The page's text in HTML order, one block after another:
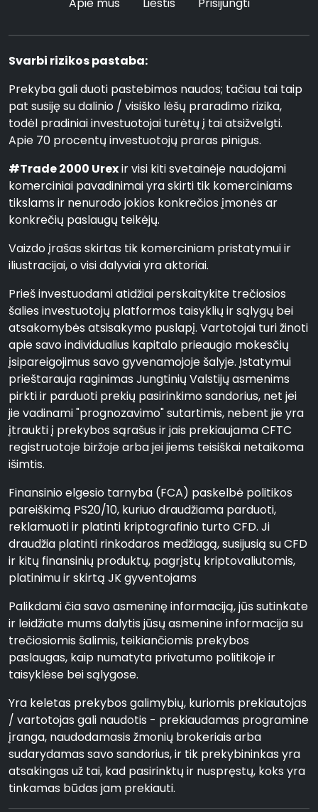
Svarbi rizikos pastaba:
Prekyba gali duoti pastebimos naudos; tačiau tai taip
pat susiję su dalinio / visiško lėšų praradimo rizika,
todėl pradiniai investuotojai turėtų į tai atsižvelgti.
Apie 70 procentų investuotojų praras pinigus.
#Trade 2000 Urexir visi kiti svetainėje naudojami
komerciniai pavadinimai yra skirti tik komerciniams
tikslams ir nenurodo jokios konkrečios įmonės ar
konkrečių paslaugų teikėjų.
Vaizdo įrašas skirtas tik komerciniam pristatymui ir
iliustracijai, o visi dalyviai yra aktoriai.
Prieš investuodami atidžiai perskaitykite trečiosios
šalies investuotojų platformos taisyklių ir sąlygų bei
atsakomybės atsisakymo puslapį. Vartotojai turi žinoti
apie savo individualius kapitalo prieaugio mokesčių
įsipareigojimus savo gyvenamojoje šalyje. Įstatymui
prieštarauja raginimas Jungtinių Valstijų asmenims
pirkti ir parduoti prekių pasirinkimo sandorius, net jei
jie vadinami "prognozavimo" sutartimis, nebent jie yra
įtraukti į prekybos sąrašus ir jais prekiaujama CFTC
registruotoje biržoje arba jei jiems teisiškai netaikoma
išimtis.
Finansinio elgesio tarnyba (FCA) paskelbė politikos
pareiškimą PS20/10, kuriuo draudžiama parduoti,
reklamuoti ir platinti kriptografinio turto CFD. Ji
draudžia platinti rinkodaros medžiagą, susijusią su CFD
ir kitų finansinių produktų, pagrįstų kriptovaliutomis,
platinimu ir skirtą JK gyventojams
Palikdami čia savo asmeninę informaciją, jūs sutinkate
ir leidžiate mums dalytis jūsų asmenine informacija su
trečiosiomis šalimis, teikiančiomis prekybos
paslaugas, kaip numatyta privatumo politikoje ir
taisyklėse bei sąlygose.
Yra keletas prekybos galimybių, kuriomis prekiautojas
/ vartotojas gali naudotis - prekiaudamas programine
įranga, naudodamasis žmonių brokeriais arba
sudarydamas savo sandorius, ir tik prekybininkas yra
atsakingas už tai, kad pasirinktų ir nuspręstų, koks yra
tinkamas būdas jam prekiauti.